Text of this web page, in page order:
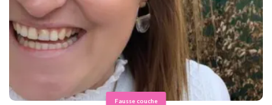
Fausse couche